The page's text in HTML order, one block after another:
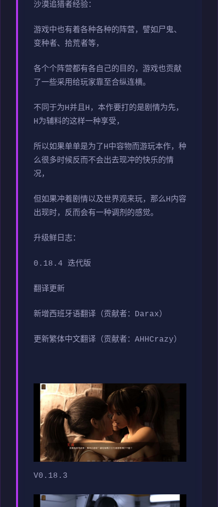
沙漠追猎者经验：
游戏中也有着各种各种的阵营，譬如尸鬼、
变种者、拾荒者等，
各个个阵营都有各自己的目的，游戏也贡献
了一些采用给玩家靠至合纵连横。
不同于为H并且H，本作要打的是剧情为先，
H为辅料的这样一种享受，
所以如果单单是为了H中容物而游玩本作，种
么很多时候反而不会出去现冲的快乐的情
况，
但如果冲着剧情以及世界观来玩，那么H内容
出现时，反而会有一种调剂的感觉。
升级鲜日志：
0.18.4 迭代版
翻译更新
新增西班牙语翻译（贡献者：Darax）
更新繁体中文翻译（贡献者：AHHCrazy）
V0.18.3